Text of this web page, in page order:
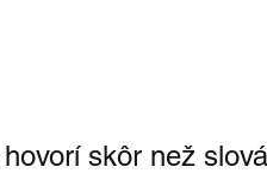
skôr než slová